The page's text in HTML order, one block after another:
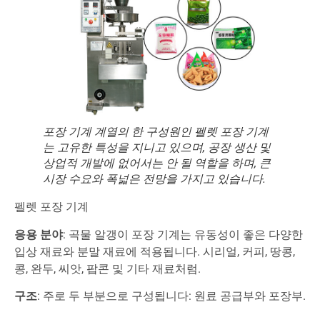
포장 기계 계열의 한 구성원인 펠렛 포장 기계
는 고유한 특성을 지니고 있으며, 공장 생산 및
상업적 개발에 없어서는 안 될 역할을 하며, 큰
시장 수요와 폭넓은 전망을 가지고 있습니다.
펠렛 포장 기계
응용 분야: 곡물 알갱이 포장 기계는 유동성이 좋은 다양한
입상 재료와 분말 재료에 적용됩니다. 시리얼, 커피, 땅콩,
콩, 완두, 씨앗, 팝콘 및 기타 재료처럼.
구조: 주로 두 부분으로 구성됩니다: 원료 공급부와 포장부.